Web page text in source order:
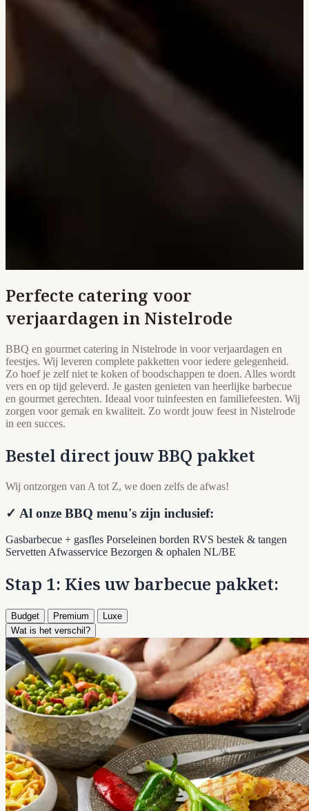
Perfecte catering voor
verjaardagen in Nistelrode
BBQ en gourmet catering in Nistelrode in voor verjaardagen en
feestjes. Wij leveren complete pakketten voor iedere gelegenheid.
Zo hoef je zelf niet te koken of boodschappen te doen. Alles wordt
vers en op tijd geleverd. Je gasten genieten van heerlijke barbecue
en gourmet gerechten. Ideaal voor tuinfeesten en familiefeesten. Wij
zorgen voor gemak en kwaliteit. Zo wordt jouw feest in Nistelrode
in een succes.
Bestel direct jouw BBQ pakket
Wij ontzorgen van A tot Z, we doen zelfs de afwas!
✓ Al onze BBQ menu's zijn inclusief:
Gasbarbecue + gasfles Porseleinen borden RVS bestek & tangen
Servetten Afwasservice Bezorgen & ophalen NL/BE
Stap 1: Kies uw barbecue pakket:
Budget Premium
Luxe
Wat is het verschil?